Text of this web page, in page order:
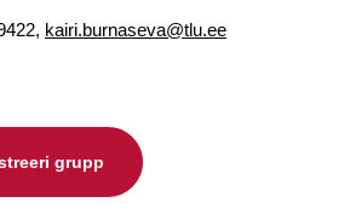
kairi.burnaseva@tlu.ee
grupp